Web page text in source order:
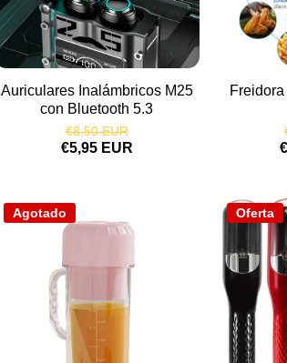
Auriculares Inalámbricos M25
con Bluetooth 5.3
€8,50 EUR
€5,95 EUR
Agotado Oferta